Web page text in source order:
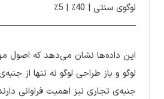
لوگوی سنتی | 40٪ | 5٪
این داده‌ها نشان می‌دهد که اصول
لوگو و باز طراحی لوگو نه تنها از
جنبه‌ی تجاری نیز اهمیت فراوانی